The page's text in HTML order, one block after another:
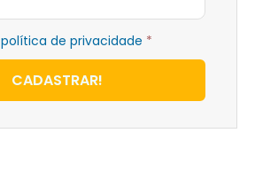
política de privacidade *
CADASTRAR!